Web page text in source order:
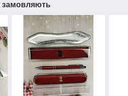
замовляють